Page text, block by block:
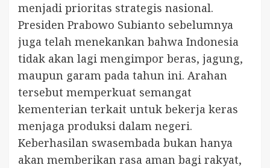
menjadi prioritas strategis nasional.
Presiden Prabowo Subianto sebelumnya
juga telah menekankan bahwa Indonesia
tidak akan lagi mengimpor beras, jagung,
maupun garam pada tahun ini. Arahan
tersebut memperkuat semangat
kementerian terkait untuk bekerja keras
menjaga produksi dalam negeri.
Keberhasilan swasembada bukan hanya
akan memberikan rasa aman bagi rakyat,